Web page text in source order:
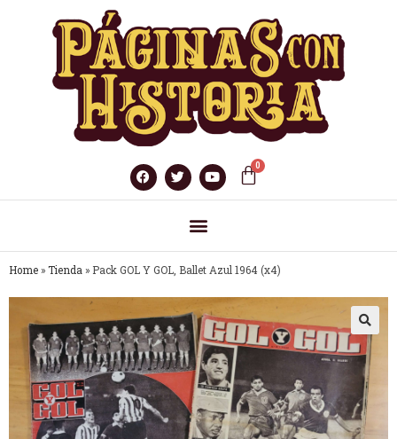
Home » Tienda » Pack GOL Y GOL, Ballet Azul 1964 (x4)
🔍